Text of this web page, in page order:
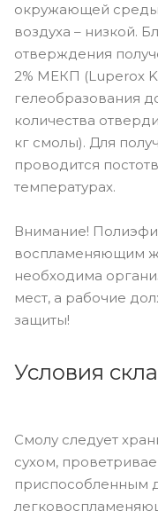
окружающей среды
воздуха – низкой.
отверждения
2% МЕКП (Luperox
гелеобразования
количества
кг смолы). Для
проводится
температурах.
Внимание!
воспламеняющим
необходима
мест, а рабочие
защиты!
Условия
Cмолу следует
сухом,
приспособленным